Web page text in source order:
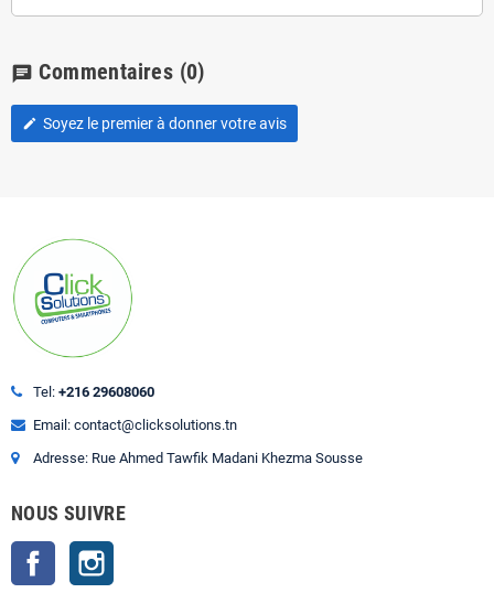
chat Commentaires (0)
edit Soyez le premier à donner votre avis
Tel: +216 29608060
Email: contact@clicksolutions.tn
Adresse: Rue Ahmed Tawfik Madani Khezma Sousse
NOUS SUIVRE
Facebook